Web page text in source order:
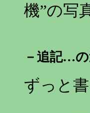
機”の写
－追記…
ずっと